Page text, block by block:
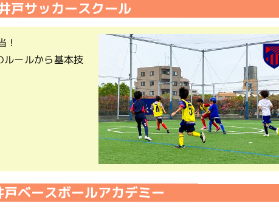
戸サッカースクール
！
ールから基本技
ベースボールアカデミー